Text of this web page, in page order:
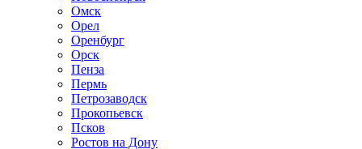
Омск
Орел
Оренбург
Орск
Пенза
Пермь
Петрозаводск
Прокопьевск
Псков
Ростов на Дону